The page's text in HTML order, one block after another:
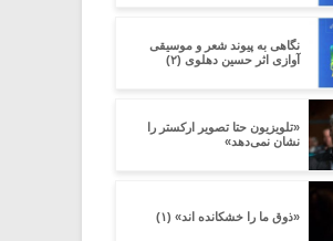
نگاهی به پیوند شعر و موسیقی
آوازی اثر حسین دهلوی (۲)
«تلویزیون حتا تصویر ارکستر را
نشان نمی‌دهد»
«ذوق ما را خشکانده اند» (۱)